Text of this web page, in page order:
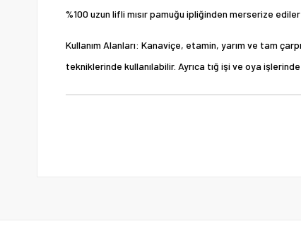
%100 uzun lifli mısır pamuğu ipliğinden merserize
Kullanım Alanları: Kanaviçe, etamin, yarım ve tam
tekniklerinde kullanılabilir. Ayrıca tığ işi ve oya